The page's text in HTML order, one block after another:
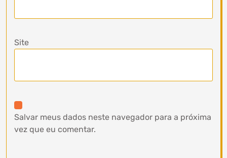
Site
Salvar meus dados neste navegador para a próxima
vez que eu comentar.